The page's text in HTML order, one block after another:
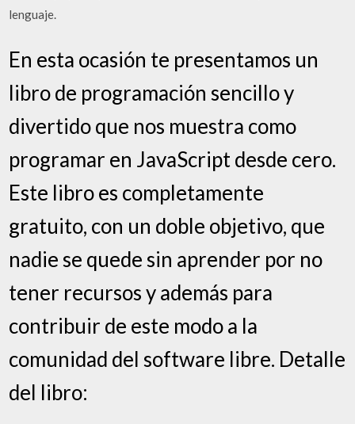
lenguaje.
En esta ocasión te presentamos un
libro de programación sencillo y
divertido que nos muestra como
programar en JavaScript desde cero.
Este libro es completamente
gratuito, con un doble objetivo, que
nadie se quede sin aprender por no
tener recursos y además para
contribuir de este modo a la
comunidad del software libre. Detalle
del libro: